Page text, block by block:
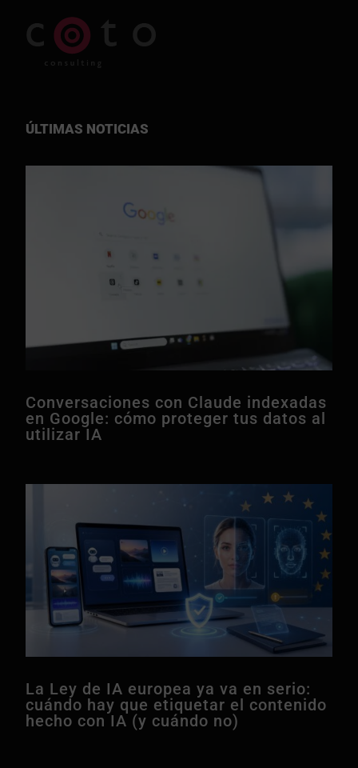
ÚLTIMAS NOTICIAS
Conversaciones con Claude indexadas
en Google: cómo proteger tus datos al
utilizar IA
La Ley de IA europea ya va en serio:
cuándo hay que etiquetar el contenido
hecho con IA (y cuándo no)